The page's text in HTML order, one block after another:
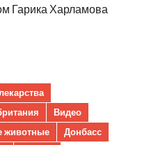
Гарика Харламова
Видео
животные
Донбасс